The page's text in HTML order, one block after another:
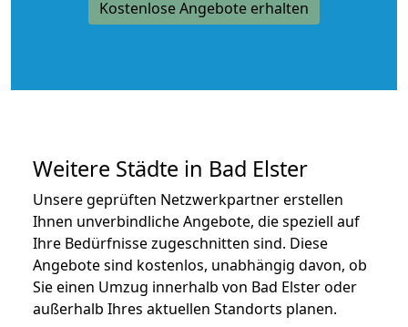
Kostenlose Angebote erhalten
Weitere Städte in Bad Elster
Unsere geprüften Netzwerkpartner erstellen
Ihnen unverbindliche Angebote, die speziell auf
Ihre Bedürfnisse zugeschnitten sind. Diese
Angebote sind kostenlos, unabhängig davon, ob
Sie einen Umzug innerhalb von Bad Elster oder
außerhalb Ihres aktuellen Standorts planen.